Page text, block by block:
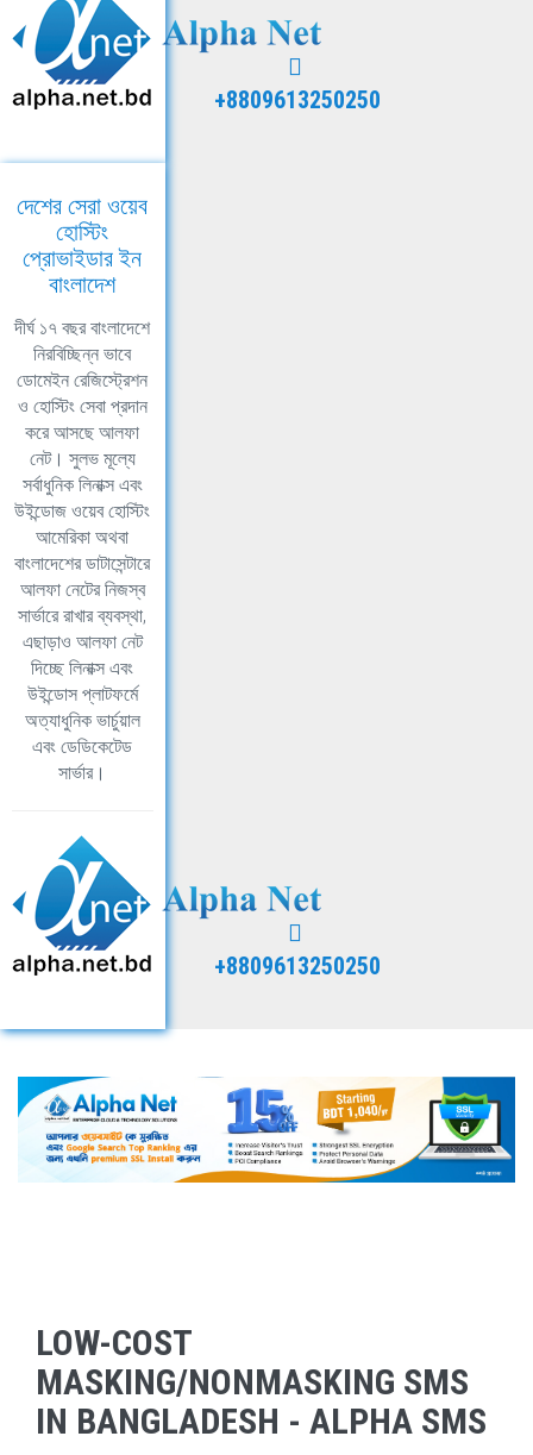
+8809613250250
দেশের সেরা ওয়েব
হোস্টিং
প্রোভাইডার ইন
বাংলাদেশ
দীর্ঘ ১৭ বছর বাংলাদেশে
নিরবিচ্ছিন্ন ভাবে
ডোমেইন রেজিস্ট্রেশন
ও হোস্টিং সেবা প্রদান
করে আসছে আলফা
নেট। সুলভ মূল্যে
সর্বাধুনিক লিনাক্স এবং
উইন্ডোজ ওয়েব হোস্টিং
আমেরিকা অথবা
বাংলাদেশের ডাটাসেন্টারে
আলফা নেটের নিজস্ব
সার্ভারে রাখার ব্যবস্থা,
এছাড়াও আলফা নেট
দিচ্ছে লিনাক্স এবং
উইন্ডোস প্লাটফর্মে
অত্যাধুনিক ভার্চুয়াল
এবং ডেডিকেটেড
সার্ভার।
+8809613250250
LOW-COST
MASKING/NONMASKING SMS
IN BANGLADESH - ALPHA SMS